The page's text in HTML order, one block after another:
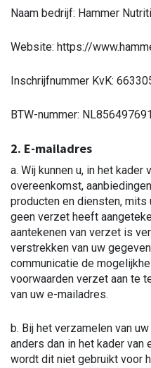
Naam bedrijf: Hammer
Website: https://
Inschrijfnummer KvK:
BTW-nummer:
2. E-mailadres
a. Wij kunnen u, in het kader
overeenkomst,
producten en diensten,
geen verzet heeft
aantekenen van verzet is
verstrekken van uw
communicatie de
voorwaarden verzet aan te
van uw e-mailadres.
b. Bij het verzamelen van
anders dan in het kader
wordt dit niet gebruikt voor